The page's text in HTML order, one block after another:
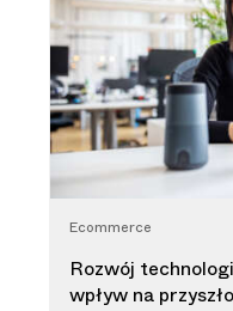
Ecommerce
Rozwój
wpływ na